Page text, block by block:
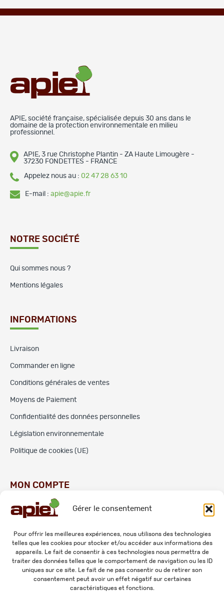
Gérer le consentement
Pour offrir les meilleures expériences, nous utilisons des technologies
telles que les cookies pour stocker et/ou accéder aux informations des
appareils. Le fait de consentir à ces technologies nous permettra de
traiter des données telles que le comportement de navigation ou les ID
uniques sur ce site. Le fait de ne pas consentir ou de retirer son
consentement peut avoir un effet négatif sur certaines
caractéristiques et fonctions.
APIE, société française, spécialisée depuis 30 ans dans le
domaine de la protection environnementale en milieu
professionnel.
APIE, 3 rue Christophe Plantin - ZA Haute Limougère -
37230 FONDETTES - FRANCE
Appelez nous au : 02 47 28 63 10
E-mail : apie@apie.fr
NOTRE SOCIÉTÉ
Qui sommes nous ?
Mentions légales
INFORMATIONS
Livraison
Commander en ligne
Conditions générales de ventes
Moyens de Paiement
Confidentialité des données personnelles
Législation environnementale
Politique de cookies (UE)
MON COMPTE
Commandes
Adresses
Mes informations personnelles